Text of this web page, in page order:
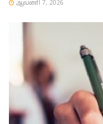
ஆவணி 7, 2026